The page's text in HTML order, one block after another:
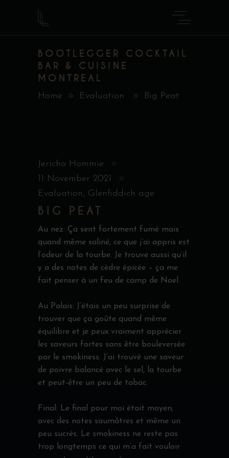
BOOTLEGGER COCKTAIL
BAR & CUISINE
MONTREAL
Home Evaluation Big Peat
Jericho Hommie
11 November 2021
Evaluation, Glenfiddich age
BIG PEAT
Au nez: Ça sent fortement fumé mais
quand même saliné, ce que j’ai appris est
l’odeur de la tourbe. Je trouve aussi qu’il
y a des notes de cèdre épicée – ça me
fait penser à un feu de camp de Noel.
Au Palais: J’étais un peu surprise de
trouver que ça goûte quand même
équilibre et je peux vraiment apprécier
les saveurs fortes sans être bouleversée
par le smokiness. J’ai trouvé une saveur
de poivre balancé avec le sel, la tourbe
et peut-être un peu de tabac.
Final: Le final pour moi était moyen,
avec des notes saumâtres et même un
peu sucrés. Le smokiness ne reste pas
trop longtemps ce qui m’a fait vouloir